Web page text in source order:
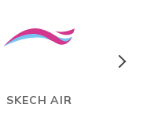
SKECH AIR